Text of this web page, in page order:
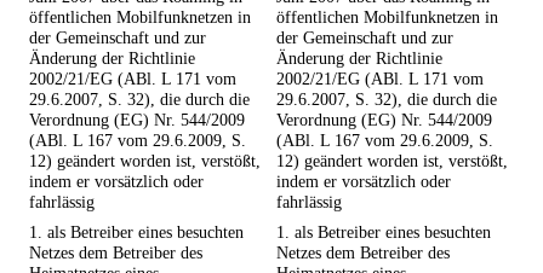
öffentlichen Mobilfunknetzen in
der Gemeinschaft und zur
Änderung der Richtlinie
2002/21/EG (ABl. L 171 vom
29.6.2007, S. 32), die durch die
Verordnung (EG) Nr. 544/2009
(ABl. L 167 vom 29.6.2009, S.
12) geändert worden ist, verstößt,
indem er vorsätzlich oder
fahrlässig
öffentlichen Mobilfunknetzen in
der Gemeinschaft und zur
Änderung der Richtlinie
2002/21/EG (ABl. L 171 vom
29.6.2007, S. 32), die durch die
Verordnung (EG) Nr. 544/2009
(ABl. L 167 vom 29.6.2009, S.
12) geändert worden ist, verstößt,
indem er vorsätzlich oder
fahrlässig
1. als Betreiber eines besuchten
Netzes dem Betreiber des
1. als Betreiber eines besuchten
Netzes dem Betreiber des